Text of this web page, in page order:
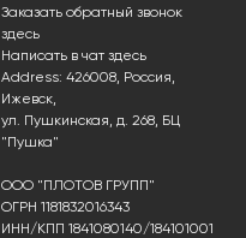
Заказать обратный звонок
здесь
Написать в чат здесь
Address: 426008, Россия,
Ижевск,
ул. Пушкинская, д. 268, БЦ
"Пушка"
ООО "ПЛОТОВ ГРУПП"
ОГРН 1181832016343
ИНН/КПП 1841080140/184101001